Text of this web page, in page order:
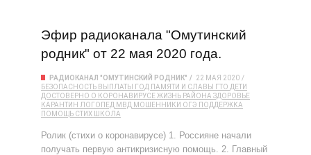
Эфир радиоканала "Омутинский
родник" от 22 мая 2020 года.
РАДИОКАНАЛ "ОМУТИНСКИЙ РОДНИК"
22 МАЯ 2020
БЕЗОПАСНОСТЬ ВЫПЛАТЫ ГОД ПАМЯТИ И СЛАВЫ ГТО ДЕТИ
ДОСТОВЕРНО О КОРОНАВИРУСЕЖИЗНЬ РАЙОНА ЗДОРОВЬЕ
КАРАНТИН ЛОГОПЕД МВД МОШЕННИКИ ОГЭ ПОДДЕРЖКА
ПОМОЩЬ СТИХ ШКОЛА
Ролик (стихи о коронавирусе) 1. Россияне начали
получать первую антикризисную помощь. 2. Главный